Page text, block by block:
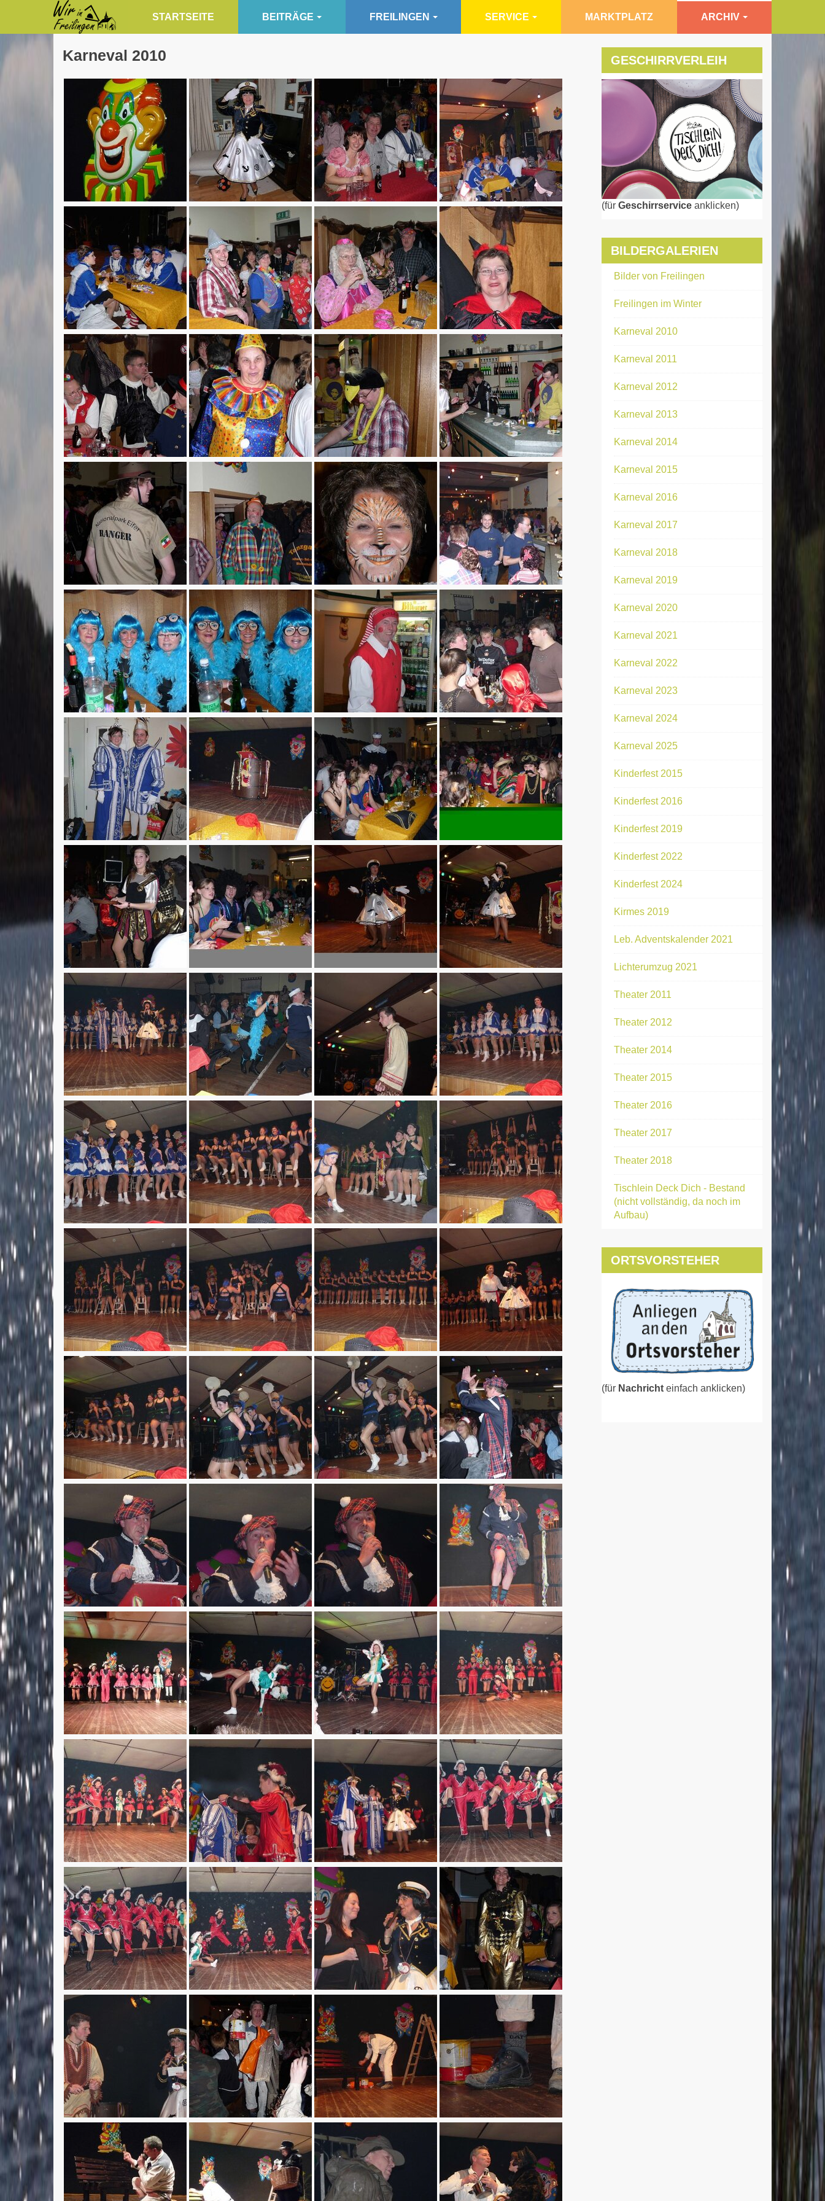
STARTSEITE BEITRÄGE FREILINGEN SERVICE MARKTPLATZ ARCHIV
Karneval 2010 GESCHIRRVERLEIH
(für Geschirrserviceanklicken)
BILDERGALERIEN
Bilder von Freilingen
Freilingen im Winter
Karneval 2010
Karneval 2011
Karneval 2012
Karneval 2013
Karneval 2014
Karneval 2015
Karneval 2016
Karneval 2017
Karneval 2018
Karneval 2019
Karneval 2020
Karneval 2021
Karneval 2022
Karneval 2023
Karneval 2024
Karneval 2025
Kinderfest 2015
Kinderfest 2016
Kinderfest 2019
Kinderfest 2022
Kinderfest 2024
Kirmes 2019
Leb. Adventskalender 2021
Lichterumzug 2021
Theater 2011
Theater 2012
Theater 2014
Theater 2015
Theater 2016
Theater 2017
Theater 2018
Tischlein Deck Dich - Bestand
(nicht vollständig, da noch im
Aufbau)
ORTSVORSTEHER
(für Nachrichteinfach anklicken)